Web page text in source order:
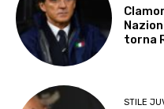
torna
STILE